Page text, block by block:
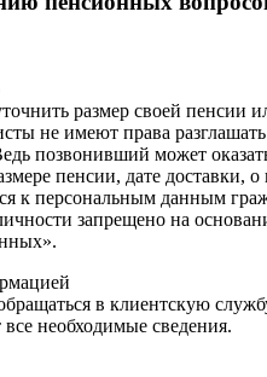
размер своей пенсии
не имеют права
позвонивший может
пенсии, дате доставки, о
к персональным данным
запрещено на
в клиентскую
необходимые сведения.